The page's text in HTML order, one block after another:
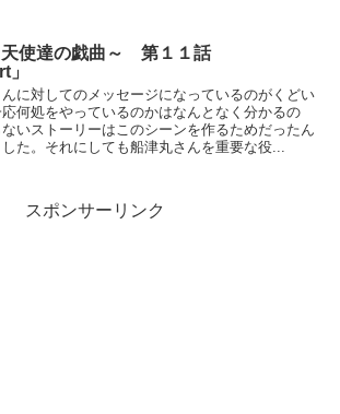
天使達の戯曲～ 第１１話
に対してのメッセージになっているのがくどい
何処をやっているのかはなんとなく分かるの
いストーリーはこのシーンを作るためだったん
た。それにしても船津丸さんを重要な役...
スポンサーリンク